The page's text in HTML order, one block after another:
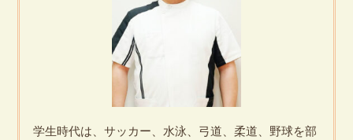
学生時代は、サッカー、水泳、弓道、柔道、野球を部